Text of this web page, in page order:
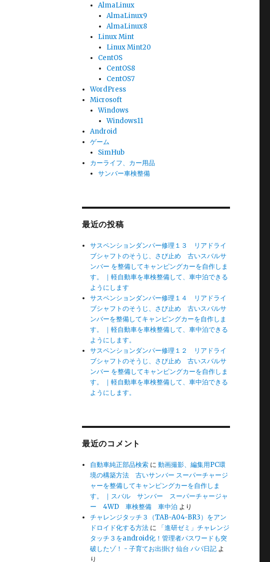
AlmaLinux
AlmaLinux9
AlmaLinux8
Linux Mint
Linux Mint20
CentOS
CentOS8
CentOS7
WordPress
Microsoft
Windows
Windows11
Android
ゲーム
SimHub
カーライフ、カー用品
サンバー車検整備
最近の投稿
サスペンションダンパー修理１３ リアドライ
ブシャフトのそうじ、さび止め 古いスバルサ
ンバー を整備してキャンピングカーを自作しま
す。 ｜軽自動車を車検整備して、車中泊できる
ようにします
サスペンションダンパー修理１４ リアドライ
ブシャフトのそうじ、さび止め 古いスバルサ
ンバーを整備してキャンピングカーを自作しま
す。 ｜軽自動車を車検整備して、車中泊できる
ようにします。
サスペンションダンパー修理１２ リアドライ
ブシャフトのそうじ、さび止め 古いスバルサ
ンバー を整備してキャンピングカーを自作しま
す。 ｜軽自動車を車検整備して、車中泊できる
ようにします。
最近のコメント
自動車純正部品検索 に動画撮影、編集用PC環
境の構築方法 古いサンバー スーパーチャージ
ャーを整備してキャンピングカーを自作しま
す。 ｜スバル サンバー スーパーチャージャ
ー 4WD 車検整備 車中泊 より
チャレンジタッチ３（TAB-A04-BR3）をアン
ドロイド化する方法 に
「進研ゼミ」チャレンジ
タッチ３をandroid化！管理者パスワードも突
破したゾ！ - 子育てお出掛け 仙台 パパ日記 よ
り